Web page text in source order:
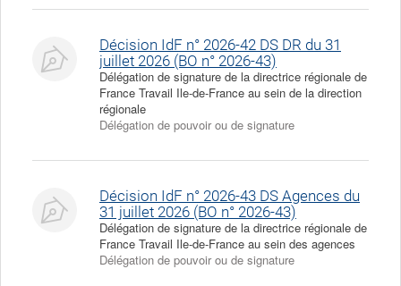
Décision IdF n° 2026-42 DS DR du 31
juillet 2026 (BO n° 2026-43)
Délégation de signature de la directrice régionale de
France Travail Ile-de-France au sein de la direction
régionale
Délégation de pouvoir ou de signature
Décision IdF n° 2026-43 DS Agences du
31 juillet 2026 (BO n° 2026-43)
Délégation de signature de la directrice régionale de
France Travail Ile-de-France au sein des agences
Délégation de pouvoir ou de signature